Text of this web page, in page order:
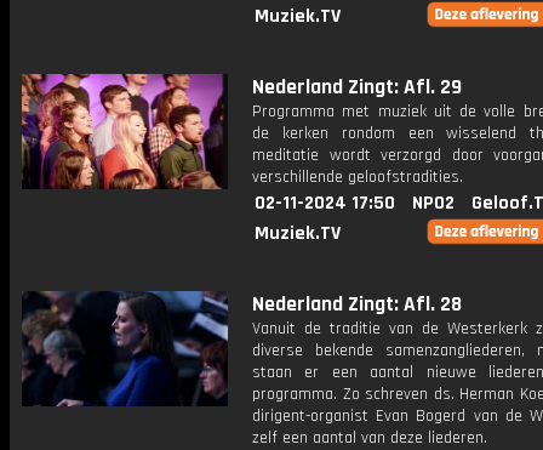
Muziek.TV
Nederland Zingt: Afl. 29
Programma met muziek uit de volle
de kerken rondom een wisselend
meditatie wordt verzorgd door
verschillende geloofstradities.
02-11-2024 17:50 NPO2
Muziek.TV
Nederland Zingt: Afl. 28
Vanuit de traditie van de Westerkerk
diverse bekende samenzangliederen,
staan er een aantal nieuwe
programma. Zo schreven ds. Herman
dirigent-organist Evan Bogerd van de
zelf een aantal van deze liederen.